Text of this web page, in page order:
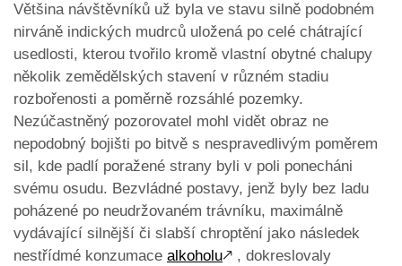
Většina návštěvníků už byla ve stavu silně podobném
nirváně indických mudrců uložená po celé chátrající
usedlosti, kterou tvořilo kromě vlastní obytné chalupy
několik zemědělských stavení v různém stadiu
rozbořenosti a poměrně rozsáhlé pozemky.
Nezúčastněný pozorovatel mohl vidět obraz ne
nepodobný bojišti po bitvě s nespravedlivým poměrem
sil, kde padlí poražené strany byli v poli ponecháni
svému osudu. Bezvládné postavy, jenž byly bez ladu
poházené po neudržovaném trávníku, maximálně
vydávající silnější či slabší chroptění jako následek
nestřídmé konzumace alkoholu🡕 , dokreslovaly